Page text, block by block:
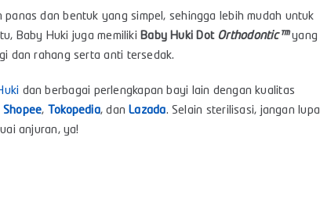
dan bentuk yang simpel, sehingga lebih mudah untuk
Baby Huki juga memilikiBaby Huki Dot Orthodontic™ yang
dan rahang serta anti tersedak.
dan berbagai perlengkapan bayi lain dengan kualitas
Shopee, Tokopedia, danLazada. Selain sterilisasi, jangan lupa
anjuran, ya!